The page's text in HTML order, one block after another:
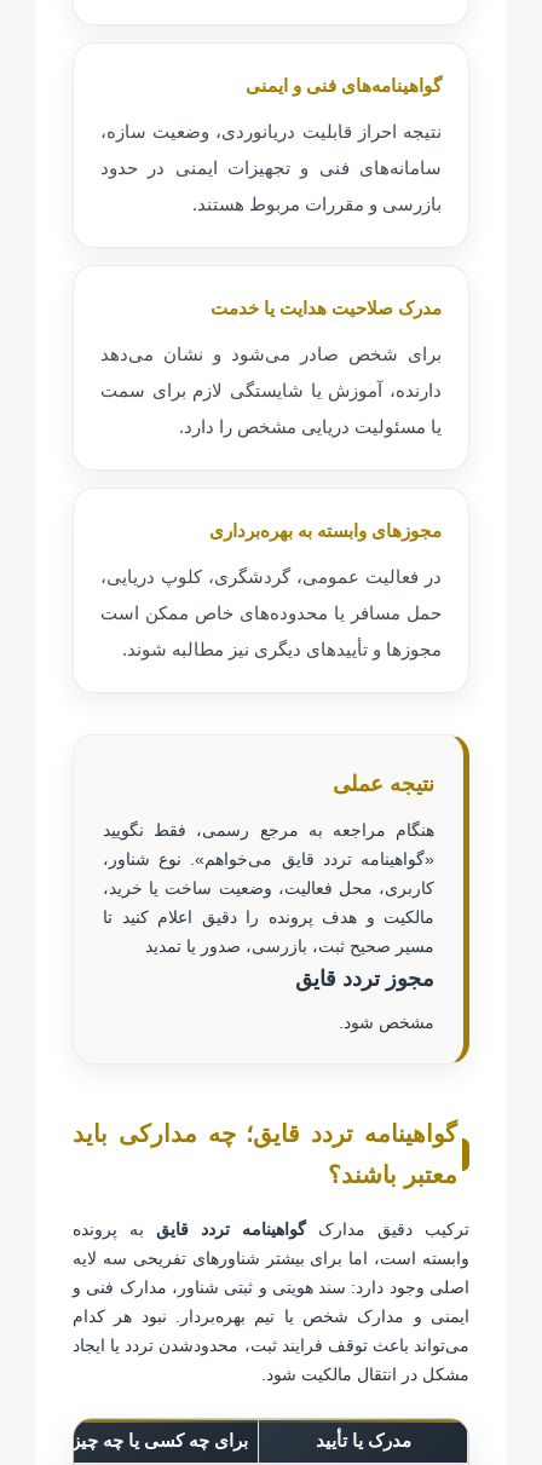
گواهینامه‌های فنی و ایمنی
نتیجه احراز قابلیت دریانوردی، وضعیت سازه،
سامانه‌های فنی و تجهیزات ایمنی در حدود
بازرسی و مقررات مربوط هستند.
مدرک صلاحیت هدایت یا خدمت
برای شخص صادر می‌شود و نشان می‌دهد
دارنده، آموزش یا شایستگی لازم برای سمت
یا مسئولیت دریایی مشخص را دارد.
مجوزهای وابسته به بهره‌برداری
در فعالیت عمومی، گردشگری، کلوپ دریایی،
حمل مسافر یا محدوده‌های خاص ممکن است
مجوزها و تأییدهای دیگری نیز مطالبه شوند.
نتیجه عملی
هنگام مراجعه به مرجع رسمی، فقط نگویید
«گواهینامه تردد قایق می‌خواهم». نوع شناور،
کاربری، محل فعالیت، وضعیت ساخت یا خرید،
مالکیت و هدف پرونده را دقیق اعلام کنید تا
مسیر صحیح ثبت، بازرسی، صدور یا تمدید
مجوز تردد قایق
مشخص شود.
گواهینامه تردد قایق؛ چه مدارکی باید
معتبر باشند؟
ترکیب دقیق مدارکگواهینامه تردد قایق به پرونده
وابسته است، اما برای بیشتر شناورهای تفریحی سه لایه
اصلی وجود دارد: سند هویتی و ثبتی شناور، مدارک فنی و
ایمنی و مدارک شخص یا تیم بهره‌بردار. نبود هر کدام
می‌تواند باعث توقف فرایند ثبت، محدودشدن تردد یا ایجاد
مشکل در انتقال مالکیت شود.
مدرک یا تأیید برای چه کسی یا چه چیزی است؟